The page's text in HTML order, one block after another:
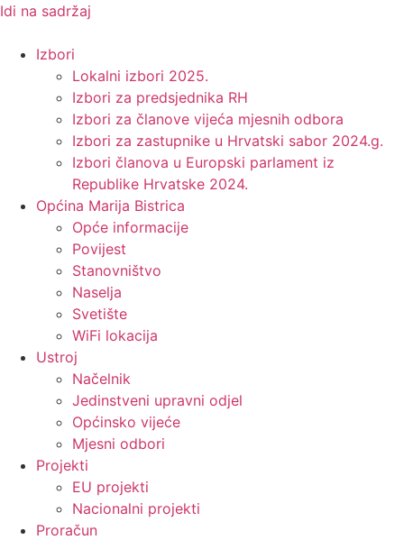
Idi na sadržaj
Izbori
Lokalni izbori 2025.
Izbori za predsjednika RH
Izbori za članove vijeća mjesnih odbora
Izbori za zastupnike u Hrvatski sabor 2024.g.
Izbori članova u Europski parlament iz
Republike Hrvatske 2024.
Općina Marija Bistrica
Opće informacije
Povijest
Stanovništvo
Naselja
Svetište
WiFi lokacija
Ustroj
Načelnik
Jedinstveni upravni odjel
Općinsko vijeće
Mjesni odbori
Projekti
EU projekti
Nacionalni projekti
Proračun